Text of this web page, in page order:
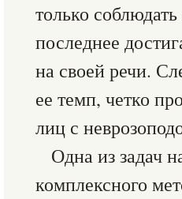
только
последнее
на своей речи.
ее темп, четко
лиц с
Одна из задач
комплексного